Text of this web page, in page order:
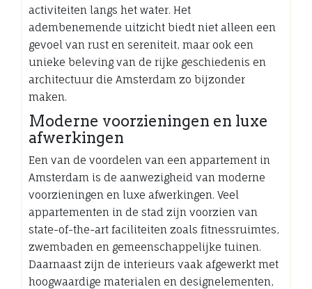
activiteiten langs het water. Het
adembenemende uitzicht biedt niet alleen een
gevoel van rust en sereniteit, maar ook een
unieke beleving van de rijke geschiedenis en
architectuur die Amsterdam zo bijzonder
maken.
Moderne voorzieningen en luxe
afwerkingen
Een van de voordelen van een appartement in
Amsterdam is de aanwezigheid van moderne
voorzieningen en luxe afwerkingen. Veel
appartementen in de stad zijn voorzien van
state-of-the-art faciliteiten zoals fitnessruimtes,
zwembaden en gemeenschappelijke tuinen.
Daarnaast zijn de interieurs vaak afgewerkt met
hoogwaardige materialen en designelementen,